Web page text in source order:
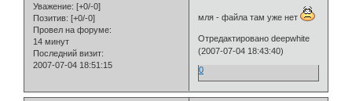
Уважение: [+0/-0]
Позитив: [+0/-0]
Провел на форуме:
14 минут
Последний визит:
2007-07-04 18:51:15
мля - файла там уже нет
Отредактировано deepwhite
(2007-07-04 18:43:40)
0